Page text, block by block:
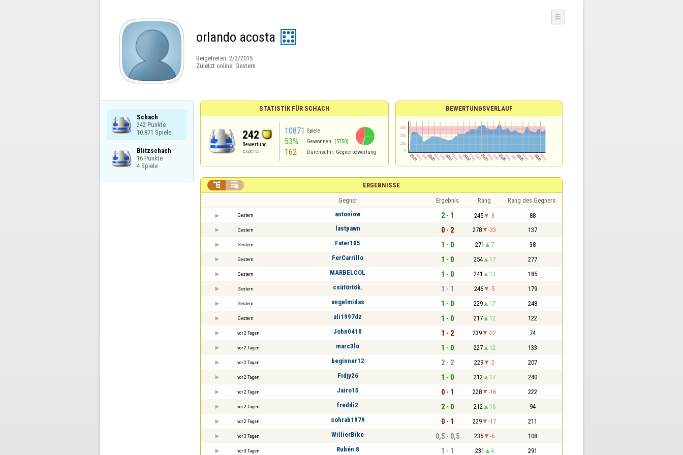
orlando acosta
Beigetreten: 2/2/2015
Zuletzt online: Gestern
☰
Schach
242 Punkte
10.871 Spiele
Blitzschach
16 Punkte
4 Spiele
STATISTIK FÜR SCHACH
242
Bewertung
Experte
10871 Spiele
53% Gewonnen (5750)
162 Durchschn. Gegnerbewertung
BEWERTUNGSVERLAUF
ERGEBNISSE
 
Gegner Ergebnis Rang Rang des Gegners
Gestern antoniow 2 - 1 245 -3 88
Gestern lastpawn 0 - 2 278 -33 137
Gestern Fater105 1 - 0 271 7 38
Gestern FerCarrillo 1 - 0 254 17 277
Gestern MARBELCOL 1 - 0 241 13 185
Gestern csütörtök. 1 - 1 246 -5 179
Gestern angelmidas 1 - 0 229 17 248
Gestern ali1997dz 1 - 0 217 12 122
vor 2 Tagen John0410 1 - 2 239 -22 74
vor 2 Tagen marc3lo 1 - 0 227 12 133
vor 2 Tagen beginner12 2 - 2 229 -2 207
vor 2 Tagen Fidjy26 1 - 0 212 17 240
vor 2 Tagen Jairo15 0 - 1 228 -16 222
vor 2 Tagen freddi2 2 - 0 212 16 94
vor 2 Tagen sohrab1979 0 - 1 229 -17 211
vor 3 Tagen WillierBike 0,5 - 0,5 235 -6 108
vor 3 Tagen Rubén 8 1 - 1 231 4 291